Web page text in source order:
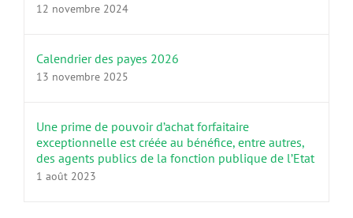
12 novembre 2024
Calendrier des payes 2026
13 novembre 2025
Une prime de pouvoir d’achat forfaitaire
exceptionnelle est créée au bénéfice, entre autres,
des agents publics de la fonction publique de l’Etat
1 août 2023